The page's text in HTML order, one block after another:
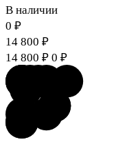
В наличии
0 ₽
14 800 ₽
14 800 ₽ 0 ₽